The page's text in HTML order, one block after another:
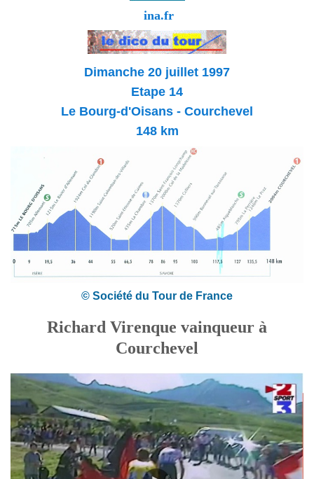
ina.fr
Dimanche 20 juillet 1997
Etape 14
Le Bourg-d'Oisans - Courchevel
148 km
© Société du Tour de France
Richard Virenque vainqueur à
Courchevel